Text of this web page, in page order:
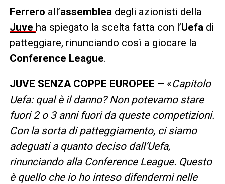
Ferrero all’assemblea degli azionisti della
Juve ha spiegato la scelta fatta con l’Uefa di
patteggiare, rinunciando così a giocare la
Conference League.
JUVE SENZA COPPE EUROPEE – «Capitolo
Uefa: qual è il danno? Non potevamo stare
fuori 2 o 3 anni fuori da queste competizioni.
Con la sorta di patteggiamento, ci siamo
adeguati a quanto deciso dall’Uefa,
rinunciando alla Conference League. Questo
è quello che io ho inteso difendermi nelle